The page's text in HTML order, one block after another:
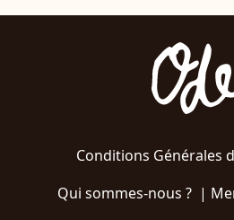
Conditions Générales
Qui sommes-nous ?|